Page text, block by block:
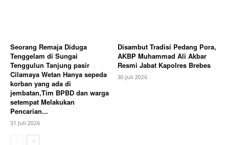
Seorang Remaja Diduga
Tenggelam di Sungai
Tenggulun Tanjung pasir
Cilamaya Wetan Hanya sepeda
korban yang ada di
jembatan,Tim BPBD dan warga
setempat Melakukan
Pencarian...
31 Juli 2026
Disambut Tradisi Pedang Pora,
AKBP Muhammad Ali Akbar
Resmi Jabat Kapolres Brebes
30 Juli 2026